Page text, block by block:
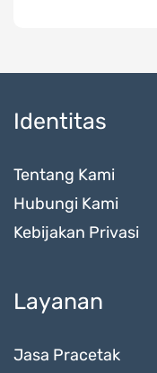
Identitas
Tentang Kami
Hubungi Kami
Kebijakan Privasi
Layanan
Jasa Pracetak